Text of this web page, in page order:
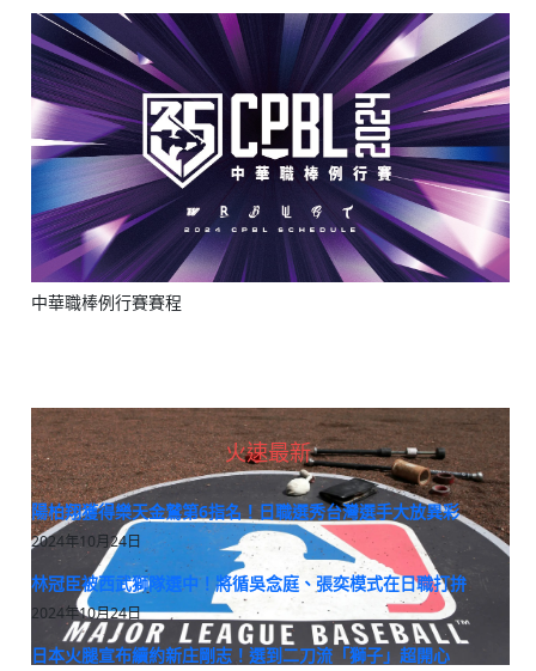
中華職棒例行賽賽程
火速最新
陽柏翔獲得樂天金鷲第6指名！日職選秀台灣選手大放異彩
2024年10月24日
林冠臣被西武獅隊選中！將循吳念庭、張奕模式在日職打拚
2024年10月24日
日本火腿宣布續約新庄剛志！選到二刀流「獅子」超開心